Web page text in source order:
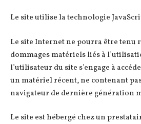
Le site utilise la technologie
Le site Internet ne pourra être tenu
dommages matériels liés à
l’utilisateur du site s’engage à
un matériel récent, ne contenant
navigateur de dernière génération
Le site est hébergé chez un